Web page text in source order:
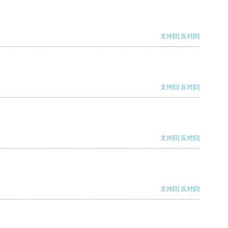
支持[0] 反对[0]
支持[0] 反对[0]
支持[0] 反对[0]
支持[0] 反对[0]